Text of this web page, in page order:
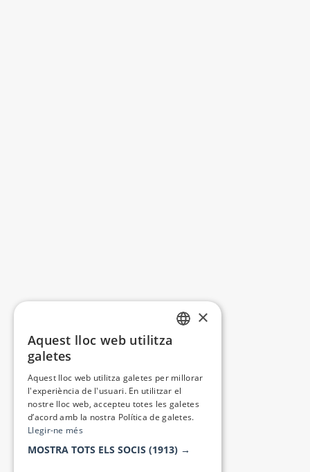
×
Aquest lloc web utilitza
galetes
Aquest lloc web utilitza galetes per millorar
l'experiència de l'usuari. En utilitzar el
nostre lloc web, accepteu totes les galetes
d’acord amb la nostra Política de galetes.
Llegir-ne més
MOSTRA TOTS ELS SOCIS (1913) →